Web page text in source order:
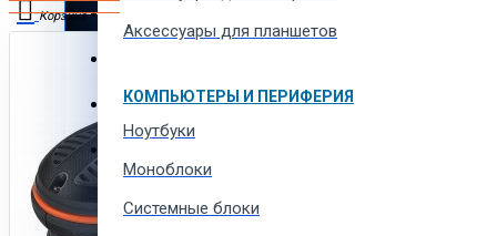
Спорт товары, отдых и кемпинг
Корзина
В корзине пусто!
Аксессуары для планшетов
КОМПЬЮТЕРЫ И ПЕРИФЕРИЯ
Ноутбуки
Моноблоки
Системные блоки